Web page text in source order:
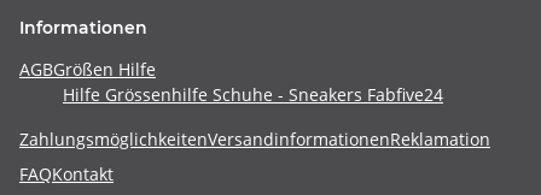
Informationen
AGBGrößen Hilfe
Hilfe Grössenhilfe Schuhe - Sneakers Fabfive24
ZahlungsmöglichkeitenVersandinformationenReklamation
FAQKontakt